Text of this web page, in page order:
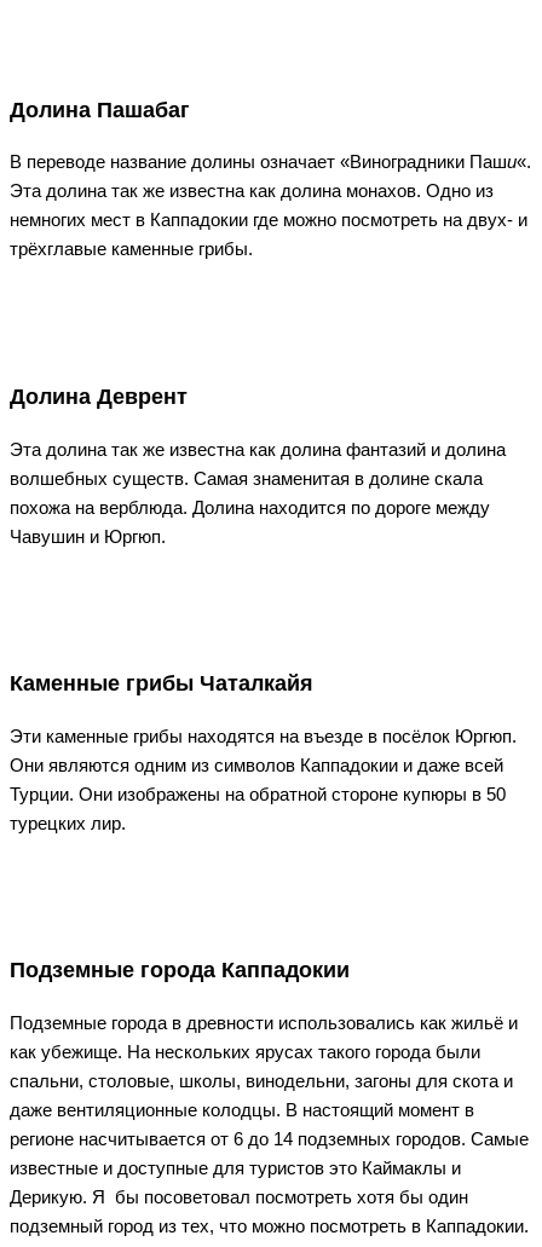
Долина Пашабаг
В переводе название долины означает «Виноградники Паши«.
Эта долина так же известна как долина монахов. Одно из
немногих мест в Каппадокии где можно посмотреть на двух- и
трёхглавые каменные грибы.
Долина Деврент
Эта долина так же известна как долина фантазий и долина
волшебных существ. Самая знаменитая в долине скала
похожа на верблюда. Долина находится по дороге между
Чавушин и Юргюп.
Каменные грибы Чаталкайя
Эти каменные грибы находятся на въезде в посёлок Юргюп.
Они являются одним из символов Каппадокии и даже всей
Турции. Они изображены на обратной стороне купюры в 50
турецких лир.
Подземные города Каппадокии
Подземные города в древности использовались как жильё и
как убежище. На нескольких ярусах такого города были
спальни, столовые, школы, винодельни, загоны для скота и
даже вентиляционные колодцы. В настоящий момент в
регионе насчитывается от 6 до 14 подземных городов. Самые
известные и доступные для туристов это Каймаклы и
Дерикую. Я бы посоветовал посмотреть хотя бы один
подземный город из тех, что можно посмотреть в Каппадокии.